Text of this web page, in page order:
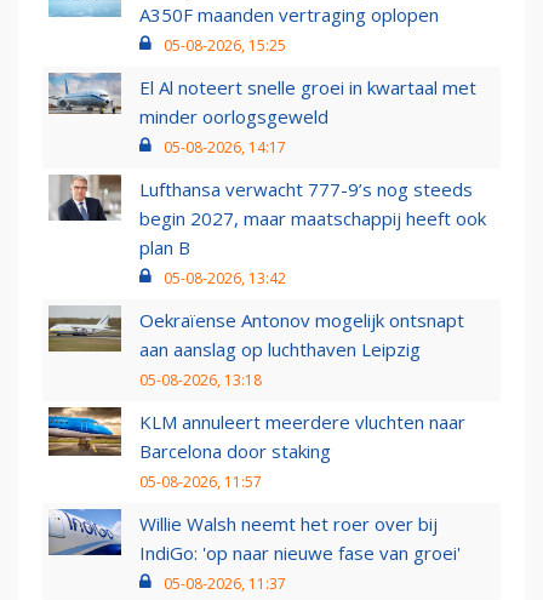
A350F maanden vertraging oplopen
05-08-2026, 15:25
El Al noteert snelle groei in kwartaal met
minder oorlogsgeweld
05-08-2026, 14:17
Lufthansa verwacht 777-9’s nog steeds
begin 2027, maar maatschappij heeft ook
plan B
05-08-2026, 13:42
Oekraïense Antonov mogelijk ontsnapt
aan aanslag op luchthaven Leipzig
05-08-2026, 13:18
KLM annuleert meerdere vluchten naar
Barcelona door staking
05-08-2026, 11:57
Willie Walsh neemt het roer over bij
IndiGo: 'op naar nieuwe fase van groei'
05-08-2026, 11:37